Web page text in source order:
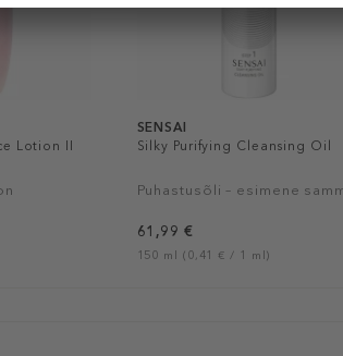
Lotion II
SENSAI
Silky Purifying Cleansing Oil
Puhastusõli – esimene
61,99 €
150 ml (0,41 € / 1 ml)